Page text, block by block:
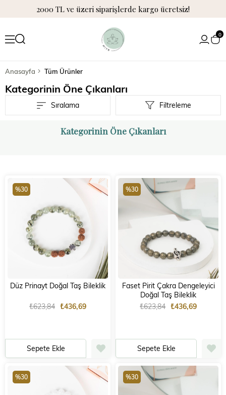
2000 TL ve üzeri siparişlerde kargo ücretsiz!
0
Anasayfa Tüm Ürünler
Kategorinin Öne Çıkanları
Filtreleme
Sıralama
Kategorinin Öne Çıkanları
Düz Prinayt Doğal Taş Bileklik
₺436,69
₺623,84
Sepete Ekle
%30
Faset Pirit Çakra Dengeleyici
Doğal Taş Bileklik
₺436,69
₺623,84
Sepete Ekle
%30
%30 %30